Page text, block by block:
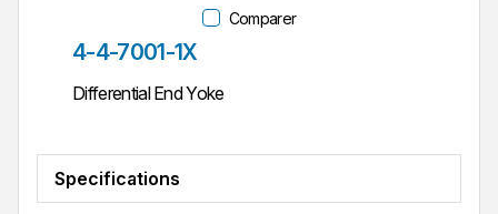
Comparer
Réf. pièce
4-4-7001-1X
Differential End Yoke
Specifications